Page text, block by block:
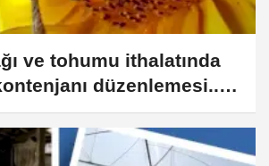
ve tohumu ithalatında
düzenlemesi...
milyon tona kadar